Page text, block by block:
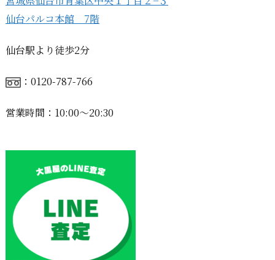
仙台パルコ本館 7階
仙台駅より徒歩2分
：0120-787-766
営業時間：10:00〜20:30